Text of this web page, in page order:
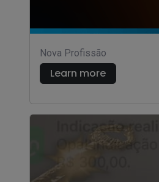
Nova Profissão
Learn more